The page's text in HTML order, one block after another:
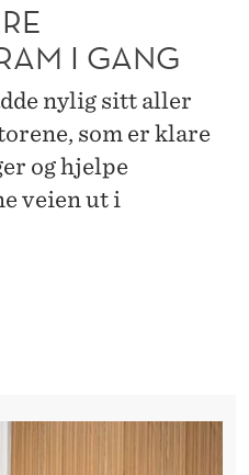
I GANG
nylig sitt aller
som er klare
og hjelpe
veien ut i